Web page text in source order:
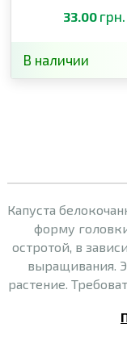
33.00 грн.
В наличии
Капуста
форму
остротой, в
выращивания.
растение.